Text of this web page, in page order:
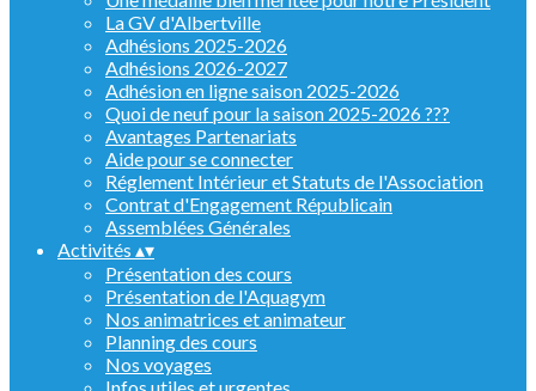
La GV d'Albertville
Adhésions 2025-2026
Adhésions 2026-2027
Adhésion en ligne saison 2025-2026
Quoi de neuf pour la saison 2025-2026 ???
Avantages Partenariats
Aide pour se connecter
Réglement Intérieur et Statuts de l'Association
Contrat d'Engagement Républicain
Assemblées Générales
Activités ▴▾
Présentation des cours
Présentation de l'Aquagym
Nos animatrices et animateur
Planning des cours
Nos voyages